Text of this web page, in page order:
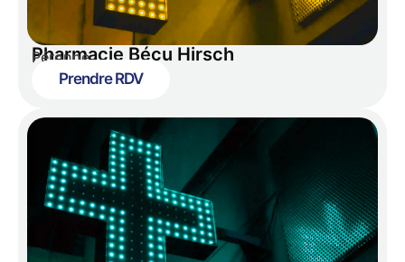
Pharmacie Bécu Hirsch
Péronne
Prendre RDV